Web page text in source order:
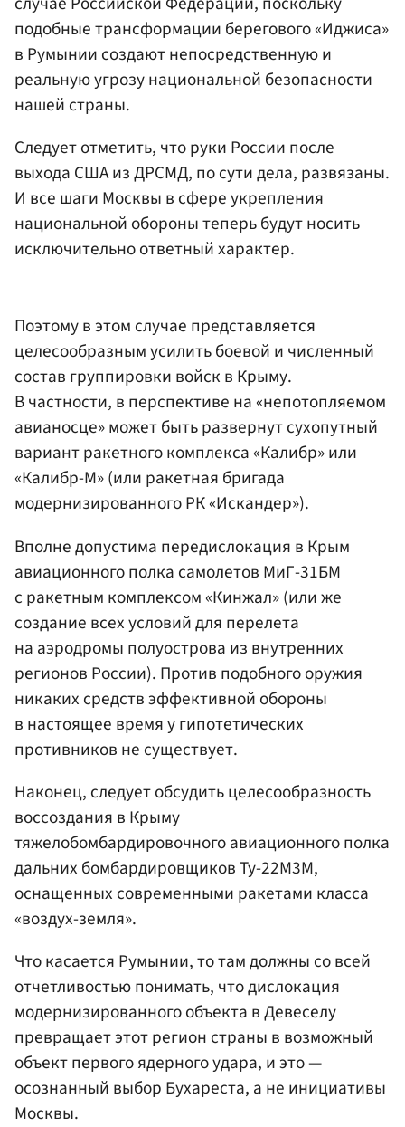
подобные трансформации берегового «Иджиса»
в Румынии создают непосредственную и
реальную угрозу национальной безопасности
нашей страны.
Следует отметить, что руки России после
выхода США из ДРСМД, по сути дела, развязаны.
И все шаги Москвы в сфере укрепления
национальной обороны теперь будут носить
исключительно ответный характер.
Поэтому в этом случае представляется
целесообразным усилить боевой и численный
состав группировки войск в Крыму.
В частности, в перспективе на «непотопляемом
авианосце» может быть развернут сухопутный
вариант ракетного комплекса «Калибр» или
«Калибр-М» (или ракетная бригада
модернизированного РК «Искандер»).
Вполне допустима передислокация в Крым
авиационного полка самолетов МиГ-31БМ
с ракетным комплексом «Кинжал» (или же
создание всех условий для перелета
на аэродромы полуострова из внутренних
регионов России). Против подобного оружия
никаких средств эффективной обороны
в настоящее время у гипотетических
противников не существует.
Наконец, следует обсудить целесообразность
воссоздания в Крыму
тяжелобомбардировочного авиационного полка
дальних бомбардировщиков Ту-22М3М,
оснащенных современными ракетами класса
«воздух-земля».
Что касается Румынии, то там должны со всей
отчетливостью понимать, что дислокация
модернизированного объекта в Девеселу
превращает этот регион страны в возможный
объект первого ядерного удара, и это —
осознанный выбор Бухареста, а не инициативы
Москвы.